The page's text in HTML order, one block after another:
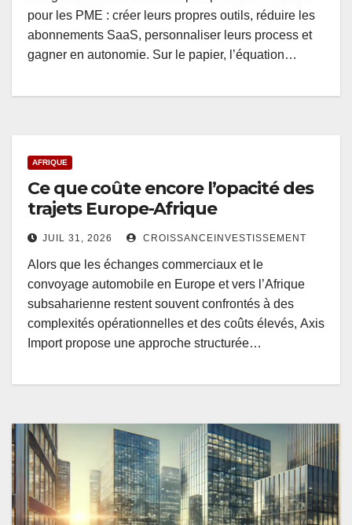
pour les PME : créer leurs propres outils, réduire les
abonnements SaaS, personnaliser leurs process et
gagner en autonomie. Sur le papier, l’équation…
AFRIQUE
Ce que coûte encore l’opacité des
trajets Europe-Afrique
JUIL 31, 2026 CROISSANCEINVESTISSEMENT
Alors que les échanges commerciaux et le
convoyage automobile en Europe et vers l’Afrique
subsaharienne restent souvent confrontés à des
complexités opérationnelles et des coûts élevés, Axis
Import propose une approche structurée…